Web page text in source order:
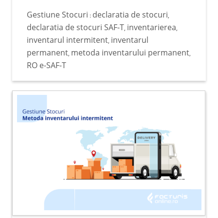
Gestiune Stocuri : declaratia de stocuri,
declaratia de stocuri SAF-T, inventarierea,
inventarul intermitent, inventarul
permanent, metoda inventarului permanent,
RO e-SAF-T